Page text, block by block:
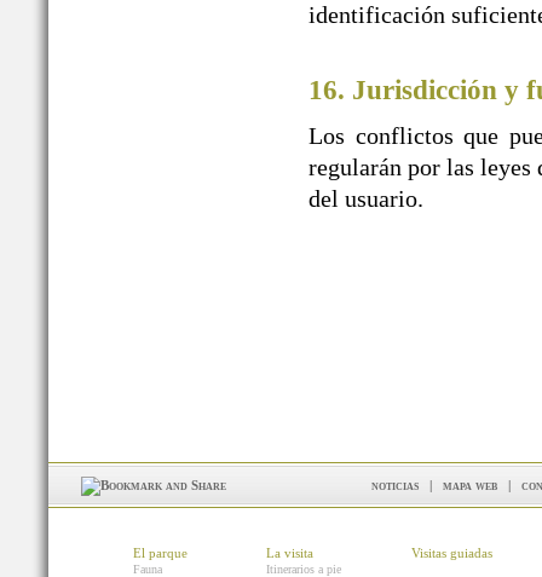
identificación
16. Jurisdicción y
Los conflictos que
regularán por las leyes
del usuario.
noticias | mapa web |
El parque
Fauna
La visita
Itinerarios a pie
Visitas guiadas